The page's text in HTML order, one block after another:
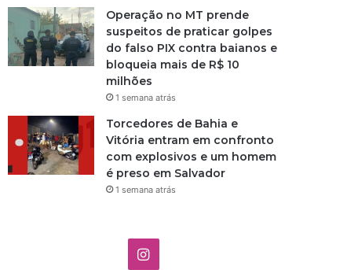
Operação no MT prende
suspeitos de praticar golpes
do falso PIX contra baianos e
bloqueia mais de R$ 10
milhões
1 semana atrás
Torcedores de Bahia e
Vitória entram em confronto
com explosivos e um homem
é preso em Salvador
1 semana atrás
I